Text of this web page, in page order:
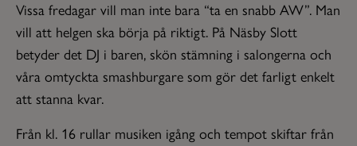
Vissa fredagar vill man inte bara “ta en snabb AW”. Man
vill att helgen ska börja på riktigt. På Näsby Slott
betyder det DJ i baren, skön stämning i salongerna och
våra omtyckta smashburgare som gör det farligt enkelt
att stanna kvar.
Från kl. 16 rullar musiken igång och tempot skiftar från